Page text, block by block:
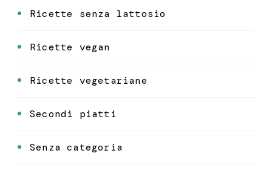
Ricette senza lattosio
Ricette vegan
Ricette vegetariane
Secondi piatti
Senza categoria